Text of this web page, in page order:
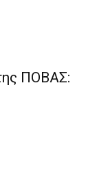
ΠΟΒΑΣ: